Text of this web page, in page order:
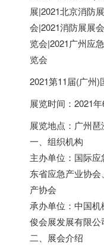
展|2021北京消防
会|2021消防展展
览会|2021广州应
览会
2021第11届(广州
展览时间：2021
展览地点：广州
一、组织机构
主办单位：国际
东省应急产业协
产协会
承办单位：中国
俊会展发展有限
二、展会介绍